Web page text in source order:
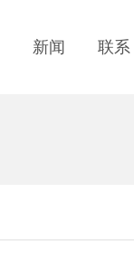
新闻 联系